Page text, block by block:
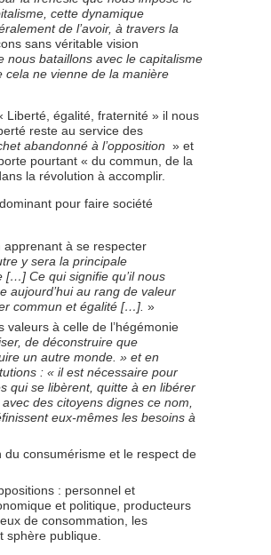
cette dynamique
de l’avoir, à travers la
sans véritable vision
nous bataillons avec le capitalisme
cela ne vienne de la manière
Liberté, égalité, fraternité » il nous
reste au service des
abandonné à l’opposition » et
pourtant « du commun, de la
la révolution à accomplir.
pour faire société
apprenant à se respecter
y sera la principale
[…] Ce qui signifie qu’il nous
aujourd’hui au rang de valeur
commun et égalité […]. »
valeurs à celle de l’hégémonie
de déconstruire que
un autre monde. » et en
: « il est nécessaire pour
qui se libèrent, quitte à en libérer
des citoyens dignes ce nom,
eux-mêmes les besoins à
consumérisme et le respect de
: personnel et
et politique, producteurs
de consommation, les
sphère publique.